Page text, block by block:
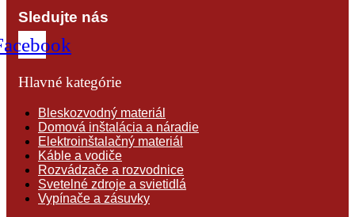
Sledujte nás
Hlavné kategórie
Bleskozvodný materiál
Domová inštalácia a náradie
Elektroinštalačný materiál
Káble a vodiče
Rozvádzače a rozvodnice
Svetelné zdroje a svietidlá
Vypínače a zásuvky